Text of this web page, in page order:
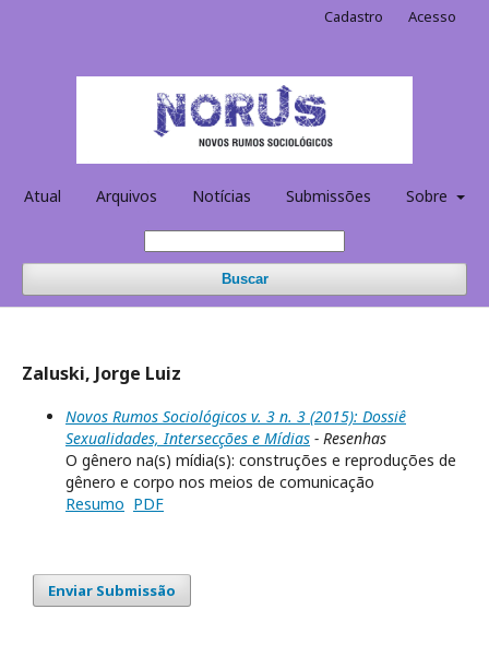
Atual Arquivos Notícias Submissões Sobre
Buscar
Cadastro Acesso
Zaluski, Jorge Luiz
Novos Rumos Sociológicos v. 3 n. 3 (2015): Dossiê
Sexualidades, Intersecções e Mídias - Resenhas
O gênero na(s) mídia(s): construções e reproduções de
gênero e corpo nos meios de comunicação
Resumo PDF
Enviar Submissão